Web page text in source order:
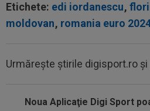
Etichete: edi iordanescu,
moldovan, romania euro
Urmărește știrile digisport.ro și
Noua Aplicaţie Digi Sport